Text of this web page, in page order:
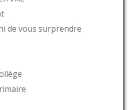
de vous surprendre